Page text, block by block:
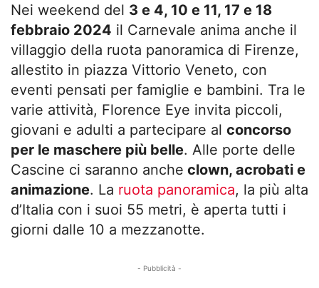
Nei weekend del 3 e 4, 10 e 11, 17 e 18
febbraio 2024 il Carnevale anima anche il
villaggio della ruota panoramica di Firenze,
allestito in piazza Vittorio Veneto, con
eventi pensati per famiglie e bambini. Tra le
varie attività, Florence Eye invita piccoli,
giovani e adulti a partecipare al concorso
per le maschere più belle. Alle porte delle
Cascine ci saranno anche clown, acrobati e
animazione. La ruota panoramica, la più alta
d’Italia con i suoi 55 metri, è aperta tutti i
giorni dalle 10 a mezzanotte.
- Pubblicità -